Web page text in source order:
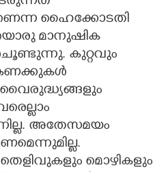
ഹൈക്കോടതി
മാനുഷിക
കുറ്റവും
കണക്കുകൾ
വൈരുദ്ധ്യങ്ങളും
അതേസമയം
മൊഴികളും